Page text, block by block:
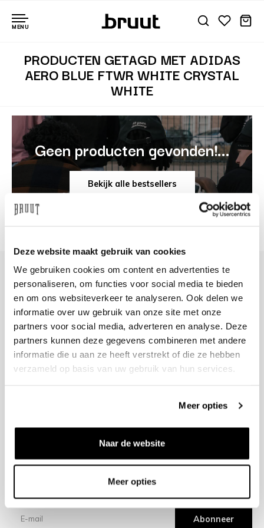
Deze website maakt gebruik van cookies
We gebruiken cookies om content en advertenties te
personaliseren, om functies voor social media te bieden
en om ons websiteverkeer te analyseren. Ook delen we
informatie over uw gebruik van onze site met onze
partners voor social media, adverteren en analyse. Deze
partners kunnen deze gegevens combineren met andere
informatie die u aan ze heeft verstrekt of die ze hebben
verzameld op basis van uw gebruik van hun services.
Meer opties
Naar de website
Meer opties
MENU
PRODUCTEN GETAGD MET ADIDAS
AERO BLUE FTWR WHITE CRYSTAL
WHITE
Geen producten gevonden!...
Bekijk alle bestsellers
+31 23 205 2006
info@bruut.nl
Contact Formulier
Open 11:00 - 18:00
OPENINGSTIJDEN
Verzending
Abonneer